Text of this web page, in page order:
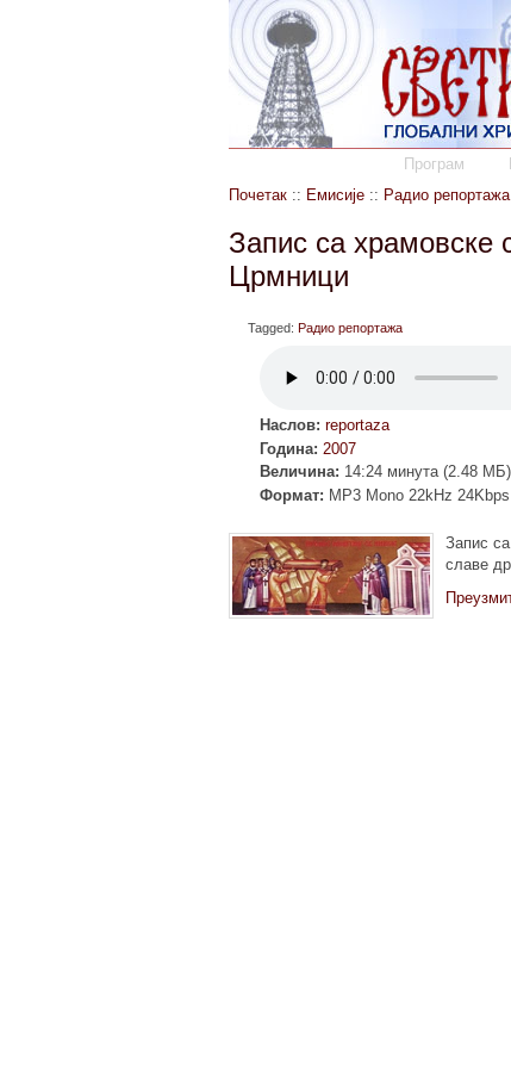
Програм
Почетак :: Емисије :: Радио репортажа
Запис са храмовске
Црмници
Tagged: Радио репортажа
Наслов: reportaza
Година: 2007
Величина: 14:24 минута (2.48 МБ)
Формат: MP3 Mono 22kHz
Запис
славе